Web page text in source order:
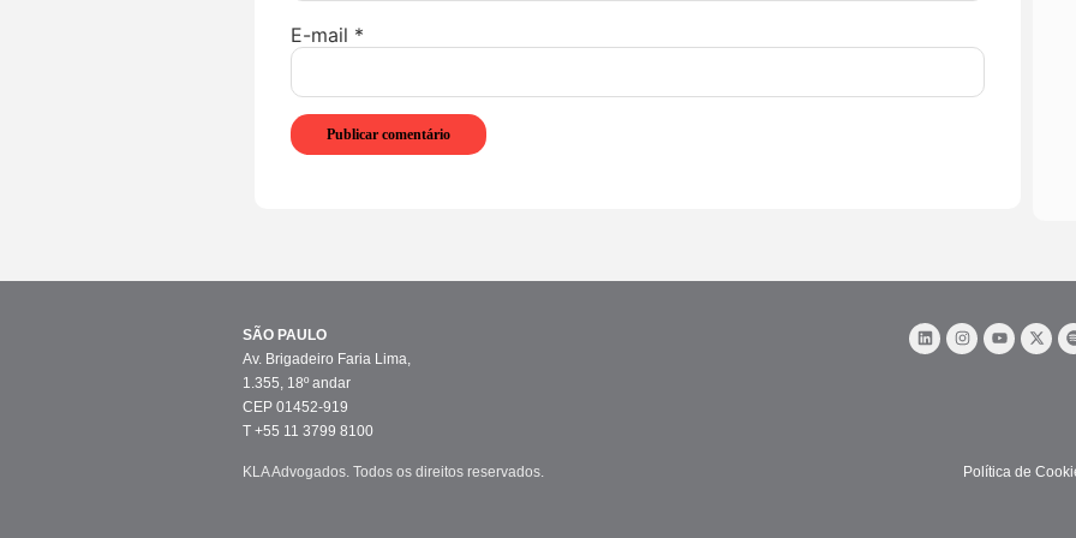
E-mail *
SÃO PAULO
Av. Brigadeiro Faria Lima,
1.355, 18º andar
CEP 01452-919
T +55 11 3799 8100
KLA Advogados. Todos os direitos reservados. Política de